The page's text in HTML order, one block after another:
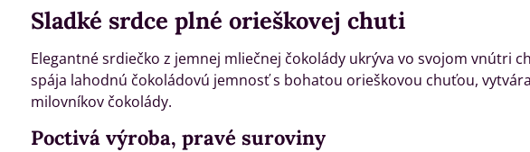
Sladké srdce plné orieškovej chuti
Elegantné srdiečko z jemnej mliečnej čokolády ukrýva vo svojom vnútri
spája lahodnú čokoládovú jemnosť s bohatou orieškovou chuťou,
milovníkov čokolády.
Poctivá výroba, pravé suroviny